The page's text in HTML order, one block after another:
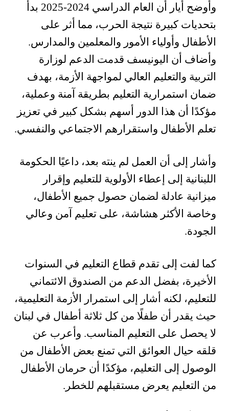
وأوضح أيار أن العام الدراسي 2024-2025 بدأ
بتحديات كبيرة نتيجة الحرب، مما أثر على
الأطفال وأولياء الأمور والمعلمين والمدارس.
وأضاف أن اليونيسف قدمت الدعم لوزارة
التربية والتعليم العالي لمواجهة الأزمة، بهدف
ضمان استمرارية التعليم بطريقة آمنة وعملية،
مؤكدًا أن هذا الدور أسهم بشكل كبير في تعزيز
تعلم الأطفال واستقرارهم الاجتماعي والنفسي.
وأشار إلى أن العمل لم ينته بعد، داعيًا الحكومة
اللبنانية إلى إعطاء الأولوية للتعليم وإقرار
ميزانية عادلة لضمان حصول جميع الأطفال،
وخاصة الأكثر هشاشة، على تعليم آمن وعالي
الجودة.
كما لفت إلى تقدم قطاع التعليم في السنوات
الأخيرة، بفضل الدعم من الصندوق الائتماني
للتعليم، لكنه أشار إلى استمرار الأزمة التعليمية،
حيث يقدر أن طفلًا من كل ثلاثة أطفال في لبنان
لا يحصل على التعليم المناسب. وأعرب عن
قلقه حيال العوائق التي تمنع بعض الأطفال من
الوصول إلى التعليم، مؤكدًا أن حرمان الأطفال
من التعليم يعرض مستقبلهم للخطر.